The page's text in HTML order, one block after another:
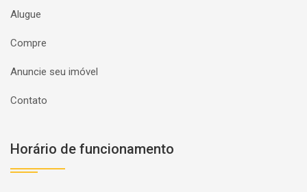
Alugue
Compre
Anuncie seu imóvel
Contato
Horário de funcionamento